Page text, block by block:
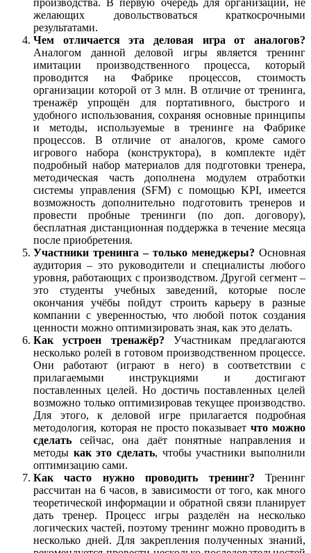
производства. В первую очередь для организаций, не
желающих довольствоваться краткосрочными
результатами.
Чем отличается эта деловая игра от аналогов?
Аналогом данной деловой игры является тренинг
имитации производственного процесса, который
проводится на Фабрике процессов, стоимость
организации которой от 3 млн. В отличие от тренинга,
тренажёр упрощён для портативного, быстрого и
удобного использования, сохраняя основные принципы
и методы, используемые в тренинге на Фабрике
процессов. В отличие от аналогов, кроме самого
игрового набора (конструктора), в комплекте идёт
подробный набор материалов для подготовки тренера,
методическая часть дополнена модулем отработки
системы управления (SFM) с помощью KPI, имеется
возможность дополнительно подготовить тренеров и
провести пробные тренинги (по доп. договору),
бесплатная дистанционная поддержка в течение месяца
после приобретения.
Участники тренинга – только менеджеры? Основная
аудитория – это руководители и специалисты любого
уровня, работающих с производством. Другой сегмент –
это студенты учебных заведений, которые после
окончания учёбы пойдут строить карьеру в разные
компании с уверенностью, что любой поток создания
ценности можно оптимизировать зная, как это делать.
Как устроен тренажёр? Участникам предлагаются
несколько ролей в готовом производственном процессе.
Они работают (играют в него) в соответствии с
прилагаемыми инструкциями и достигают
поставленных целей. Но достичь поставленных целей
возможно только оптимизировав текущее производство.
Для этого, к деловой игре прилагается подробная
методология, которая не просто показываетчто можно
сделать сейчас, она даёт понятные направления и
методы как это сделать, чтобы участники выполнили
оптимизацию сами.
Как часто нужно проводить тренинг? Тренинг
рассчитан на 6 часов, в зависимости от того, как много
теоретической информации и обратной связи планирует
дать тренер. Процесс игры разделён на несколько
логических частей, поэтому тренинг можно проводить в
несколько дней. Для закрепления полученных знаний,